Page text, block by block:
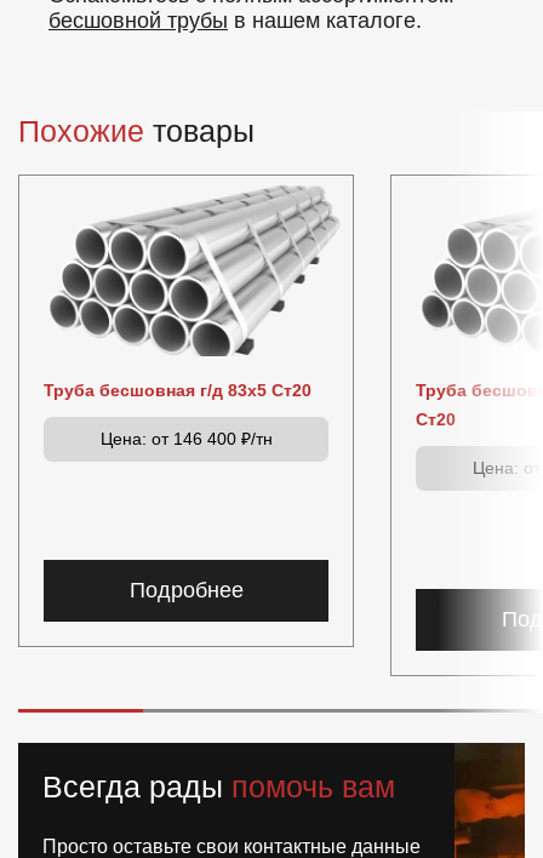
бесшовной трубы в нашем каталоге.
Похожие товары
Труба бесшовная г/д 83х5 Ст20
Цена: от 146 400 ₽/тн
Подробнее
Труба
Ст20
Цена:
Всегда рады помочь вам
Просто оставьте свои контактные данные